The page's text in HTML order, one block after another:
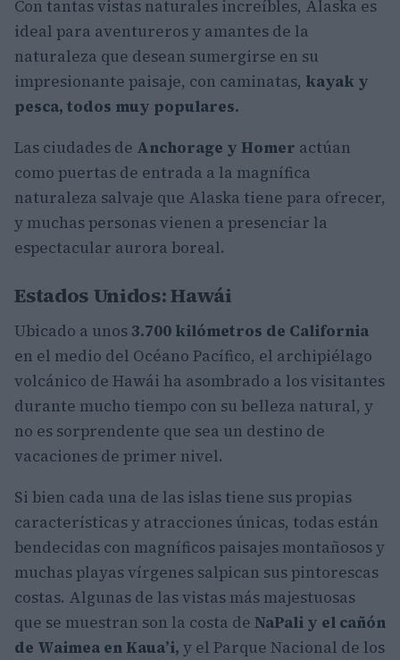
Con tantas vistas naturales increíbles, Alaska es
ideal para aventureros y amantes de la
naturaleza que desean sumergirse en su
impresionante paisaje, con caminatas, kayak y
pesca, todos muy populares.
Las ciudades de Anchorage y Homer actúan
como puertas de entrada a la magnífica
naturaleza salvaje que Alaska tiene para ofrecer,
y muchas personas vienen a presenciar la
espectacular aurora boreal.
Estados Unidos: Hawái
Ubicado a unos 3.700 kilómetros de California
en el medio del Océano Pacífico, el archipiélago
volcánico de Hawái ha asombrado a los visitantes
durante mucho tiempo con su belleza natural, y
no es sorprendente que sea un destino de
vacaciones de primer nivel.
Si bien cada una de las islas tiene sus propias
características y atracciones únicas, todas están
bendecidas con magníficos paisajes montañosos y
muchas playas vírgenes salpican sus pintorescas
costas. Algunas de las vistas más majestuosas
que se muestran son la costa de NaPali y el cañón
de Waimea en Kaua’i, y el Parque Nacional de los